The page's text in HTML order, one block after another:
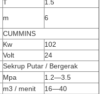
T
1.5
m
6
CUMMINS
Kw
102
Volt
24
Sekrup Putar / Bergerak
Mpa
1.2—3.5
m3 / menit
16—40